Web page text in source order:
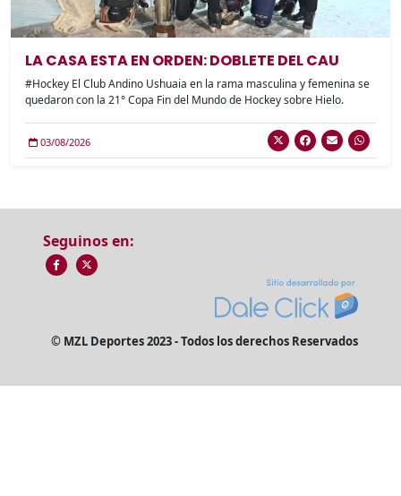
LA CASA ESTA EN ORDEN: DOBLETE DEL CAU
#Hockey El Club Andino Ushuaia en la rama masculina y femenina se
quedaron con la 21° Copa Fin del Mundo de Hockey sobre Hielo.
03/08/2026
Seguinos en:
© MZL Deportes 2023 - Todos los derechos Reservados